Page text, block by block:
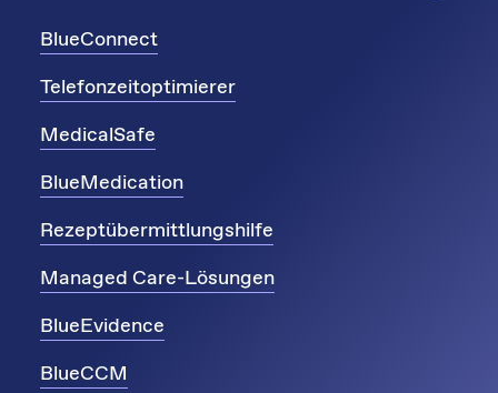
BlueConnect
Telefonzeitoptimierer
MedicalSafe
BlueMedication
Rezeptübermittlungshilfe
Managed Care-Lösungen
BlueEvidence
BlueCCM